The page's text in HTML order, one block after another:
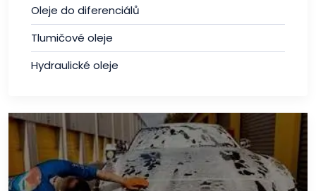
Oleje do diferenciálů
Tlumičové oleje
Hydraulické oleje